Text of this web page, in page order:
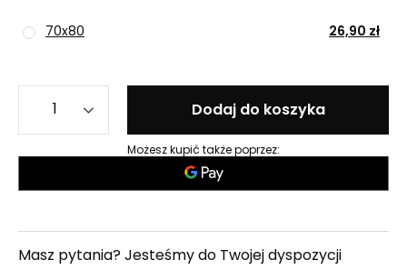
70x80 26,90 zł
Dodaj do koszyka
Możesz kupić także poprzez:
Masz pytania? Jesteśmy do Twojej dyspozycji